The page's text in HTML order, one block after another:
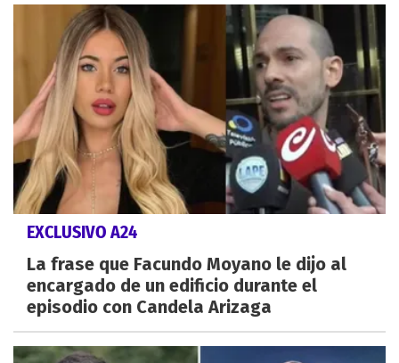
EXCLUSIVO A24
La frase que Facundo Moyano le dijo al
encargado de un edificio durante el
episodio con Candela Arizaga